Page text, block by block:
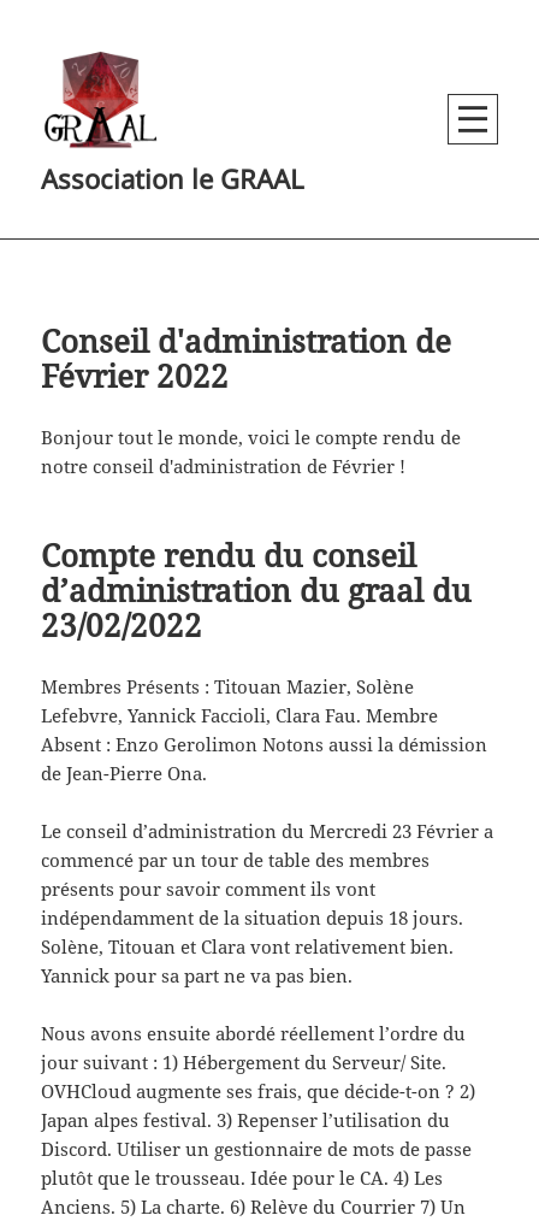
Association le GRAAL
Conseil d'administration de
Février 2022
Bonjour tout le monde, voici le compte rendu de
notre conseil d'administration de Février !
Compte rendu du conseil
d’administration du graal du
23/02/2022
Membres Présents : Titouan Mazier, Solène
Lefebvre, Yannick Faccioli, Clara Fau. Membre
Absent : Enzo Gerolimon Notons aussi la démission
de Jean-Pierre Ona.
Le conseil d’administration du Mercredi 23 Février a
commencé par un tour de table des membres
présents pour savoir comment ils vont
indépendamment de la situation depuis 18 jours.
Solène, Titouan et Clara vont relativement bien.
Yannick pour sa part ne va pas bien.
Nous avons ensuite abordé réellement l’ordre du
jour suivant : 1) Hébergement du Serveur/ Site.
OVHCloud augmente ses frais, que décide-t-on ? 2)
Japan alpes festival. 3) Repenser l’utilisation du
Discord. Utiliser un gestionnaire de mots de passe
plutôt que le trousseau. Idée pour le CA. 4) Les
Anciens. 5) La charte. 6) Relève du Courrier 7) Un